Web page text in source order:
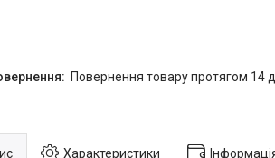
повернення товару протягом 14
Характеристики